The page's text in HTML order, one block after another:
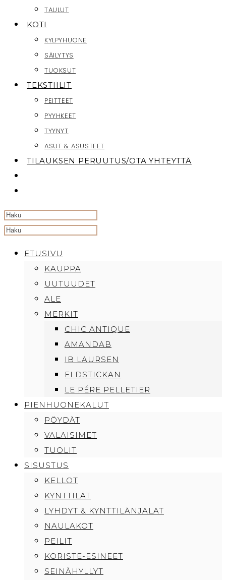
TAULUT
KOTI
KYLPYHUONE
SÄILYTYS
TUOKSUT
TEKSTIILIT
PEITTEET
PYYHKEET
TYYNYT
ASUT & ASUSTEET
TILAUKSEN PERUUTUS/OTA YHTEYTTÄ
Search
websiteETUSIVU
KAUPPA
UUTUUDET
ALE
MERKIT
CHIC ANTIQUE
AMANDAB
IB LAURSEN
ELDSTICKAN
LE PÉRE PELLETIER
PIENHUONEKALUT
PÖYDÄT
VALAISIMET
TUOLIT
SISUSTUS
KELLOT
KYNTTILÄT
LYHDYT & KYNTTILÄNJALAT
NAULAKOT
PEILIT
KORISTE-ESINEET
SEINÄHYLLYT